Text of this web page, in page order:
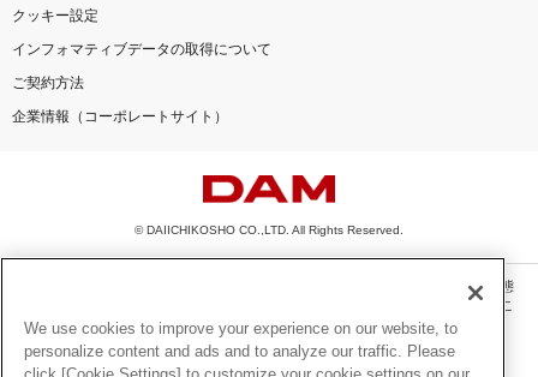
クッキー設定
インフォマティブデータの取得について
ご契約方法
企業情報（コーポレートサイト）
© DAIICHIKOSHO CO.,LTD. All Rights Reserved.
このサイトに掲載されている一切の文章・画像・写真・動画・音声等を、手段や形態
を問わず、著作権法の定める範囲を超えて無断で複製、転載、ファイル化などするこ
とを禁じます。
楽曲及びコンテンツは、機種によりご利用いただけない場合があります。
We use cookies to improve your experience on our website, to
personalize content and ads and to analyze our traffic. Please